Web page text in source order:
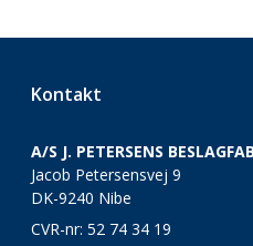
Kontakt
A/S J. PETERSENS
Jacob Petersensvej 9
DK-9240 Nibe
CVR-nr: 52 74 34 19